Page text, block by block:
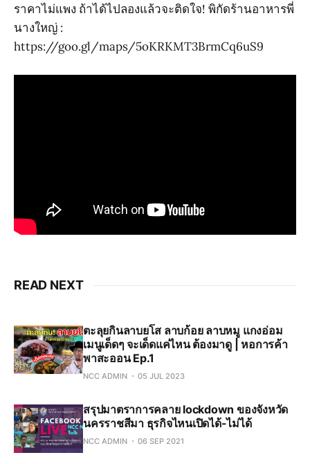
ราคาไม่แพง ถ้าได้ไปลองแล้วจะติดใจ! พิกัดร้านอาหารพี่
นางใหญ่ :
https://goo.gl/maps/5oKRKMT3BrmCq6uS9
READ NEXT
ตะลุยกินลาบยโส ลาบก้อย ลาบหมู แกงอ่อม
เมนูเด็ดๆ จะเด็ดแค่ไหน ต้องมาดู | หอการค้า
พาสะออน Ep.1
NCC ADMIN 05 JUL 2023
สรุปมาตราการคลาย lockdown ของจังหวัด
นครราชสีมา ธุรกิจไหนเปิดได้-ไม่ได้
NCC ADMIN 06 SEP 2021